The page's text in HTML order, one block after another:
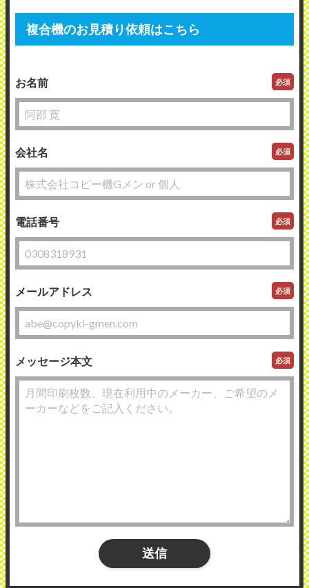
複合機のお見積り依頼はこちら
お名前 必須
会社名 必須
電話番号 必須
メールアドレス 必須
メッセージ本文 必須